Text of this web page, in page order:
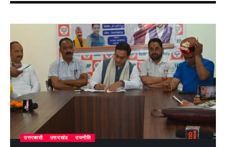
उत्तरकाशी उत्तराखंड राजनीति